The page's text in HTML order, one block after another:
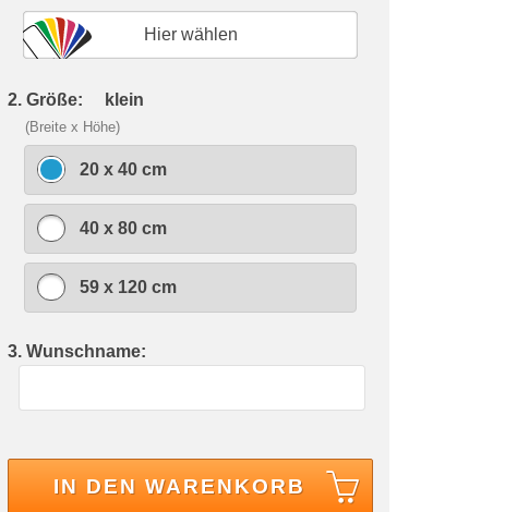
Hier wählen
2. Größe: klein
(Breite x Höhe)
20 x 40 cm
40 x 80 cm
59 x 120 cm
3. Wunschname:
IN DEN WARENKORB